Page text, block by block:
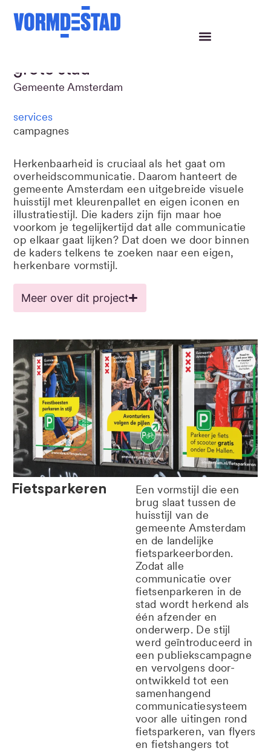
grote stad
Gemeente Amsterdam
services
campagnes
Herkenbaarheid is cruciaal als het gaat om
overheidscommunicatie. Daarom hanteert de
gemeente Amsterdam een uitgebreide visuele
huisstijl met kleurenpallet en eigen iconen en
illustratiestijl. Die kaders zijn fijn maar hoe
voorkom je tegelijkertijd dat alle communicatie
op elkaar gaat lijken? Dat doen we door binnen
de kaders telkens te zoeken naar een eigen,
herkenbare vormstijl.
Meer over dit project
Fietsparkeren
Een vormstijl die een
brug slaat tussen de
huisstijl van de
gemeente Amsterdam
en de landelijke
fietsparkeerborden.
Zodat alle
communicatie over
fietsenparkeren in de
stad wordt herkend als
één afzender en
onderwerp. De stijl
werd geïntroduceerd in
een publiekscampagne
en vervolgens door­
ontwikkeld tot een
samenhangend
communicatiesysteem
voor alle uitingen rond
fietsparkeren, van flyers
en fietshangers tot